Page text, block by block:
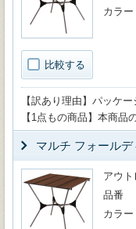
比較する
カラー
【訳あり理由】パッケ
【1点もの商品】本商品
マルチ フォール
アウ
品番
カラー